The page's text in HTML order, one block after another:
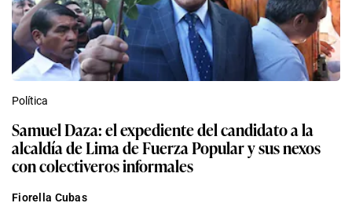
Política
Samuel Daza: el expediente del candidato a la
alcaldía de Lima de Fuerza Popular y sus nexos
con colectiveros informales
Fiorella Cubas